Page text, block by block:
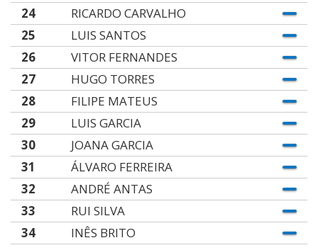
24
RICARDO CARVALHO
25
LUIS SANTOS
26
VITOR FERNANDES
27
HUGO TORRES
28
FILIPE MATEUS
29
LUIS GARCIA
30
JOANA GARCIA
31
ÁLVARO FERREIRA
32
ANDRÉ ANTAS
33
RUI SILVA
34
INÊS BRITO